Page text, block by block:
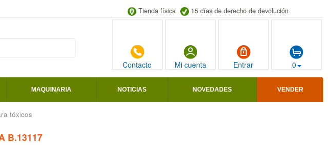
Tienda física 15 días de derecho de devolución
Contacto Mi cuenta Entrar 0
MAQUINARIA NOTICIAS NOVEDADES VENDER
tóxicos
B.13117